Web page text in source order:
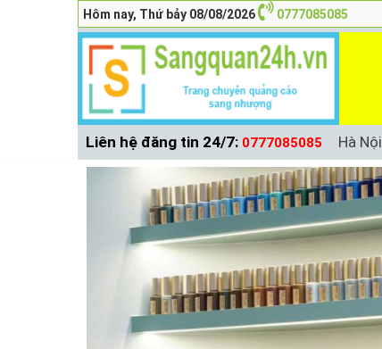
Hôm nay, Thứ bảy 08/08/2026 0777085085
Liên hệ đăng tin 24/7: 0777085085 Hà Nội